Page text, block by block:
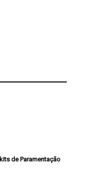
kits de Paramentação